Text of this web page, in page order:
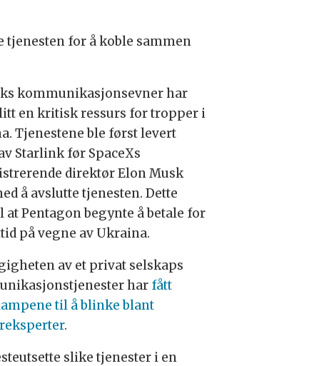
for å koble sammen
kommunikasjonsevner har
en kritisk ressurs for tropper i
Tjenestene ble først levert
Starlink før SpaceXs
direktør Elon Musk
å avslutte tjenesten. Dette
at Pentagon begynte å betale for
på vegne av Ukraina.
av et privat selskaps
har fått
til å blinke blant
.
slike tjenester i en